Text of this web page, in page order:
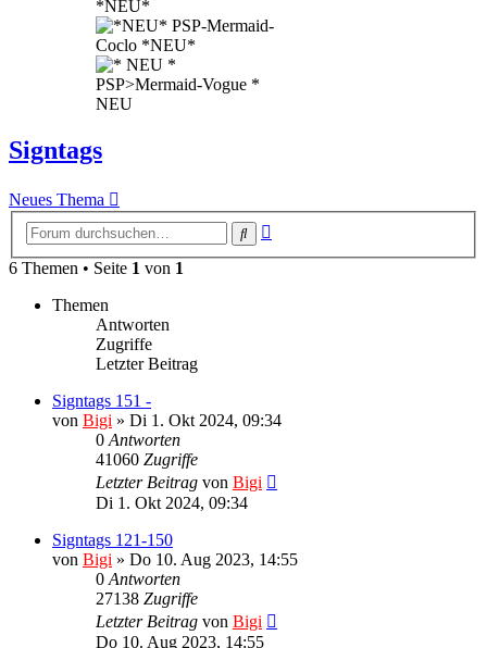
Signtags
Neues Thema
Suche
6 Themen • Seite 1 von 1
Themen
Antworten
Zugriffe
Letzter Beitrag
Signtags 151 -
von Bigi » Di 1. Okt 2024, 09:34
0 Antworten
41060 Zugriffe
Letzter Beitrag von Bigi
Di 1. Okt 2024, 09:34
Signtags 121-150
von Bigi » Do 10. Aug 2023, 14:55
0 Antworten
27138 Zugriffe
Letzter Beitrag von Bigi
Do 10. Aug 2023, 14:55